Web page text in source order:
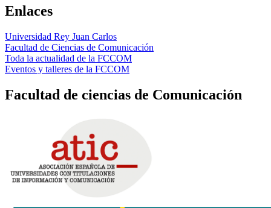
Enlaces
Universidad Rey Juan Carlos
Facultad de Ciencias de Comunicación
Toda la actualidad de la FCCOM
Eventos y talleres de la FCCOM
Facultad de ciencias de Comunicación